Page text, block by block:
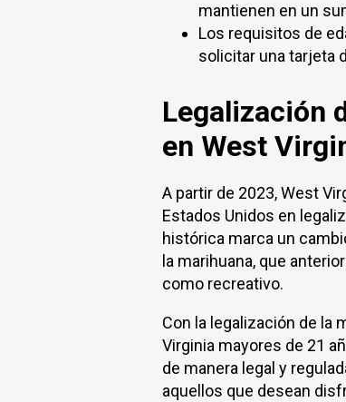
mantienen en un
Los requisitos de
solicitar una tarjeta
Legalización
en West
A partir de 2023, West
Estados Unidos en
histórica marca un
la marihuana, que
como recreativo.
Con la legalización de la
Virginia mayores de 21
de manera legal y
aquellos que desean